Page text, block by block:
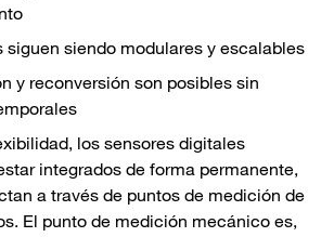
siguen siendo modulares y escalables
y reconversión son posibles sin
los sensores digitales
integrados de forma permanente,
a través de puntos de medición de
El punto de medición mecánico es,